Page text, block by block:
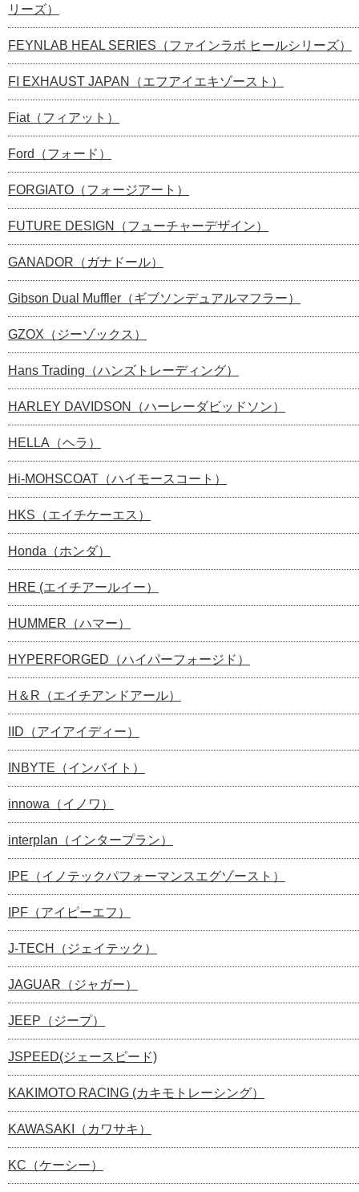
リーズ）
FEYNLAB HEAL SERIES（ファインラボ ヒールシリーズ）
FI EXHAUST JAPAN（エフアイエキゾースト）
Fiat（フィアット）
Ford（フォード）
FORGIATO（フォージアート）
FUTURE DESIGN（フューチャーデザイン）
GANADOR（ガナドール）
Gibson Dual Muffler（ギブソンデュアルマフラー）
GZOX（ジーゾックス）
Hans Trading（ハンズトレーディング）
HARLEY DAVIDSON（ハーレーダビッドソン）
HELLA（ヘラ）
Hi-MOHSCOAT（ハイモースコート）
HKS（エイチケーエス）
Honda（ホンダ）
HRE (エイチアールイー）
HUMMER（ハマー）
HYPERFORGED（ハイパーフォージド）
H＆R（エイチアンドアール）
IID（アイアイディー）
INBYTE（インバイト）
innowa（イノワ）
interplan（インタープラン）
IPE（イノテックパフォーマンスエグゾースト）
IPF（アイピーエフ）
J-TECH（ジェイテック）
JAGUAR（ジャガー）
JEEP（ジープ）
JSPEED(ジェースピード)
KAKIMOTO RACING (カキモトレーシング）
KAWASAKI（カワサキ）
KC（ケーシー）